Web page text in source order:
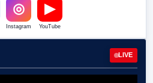
◎
Instagram
▶
YouTube
LIVE